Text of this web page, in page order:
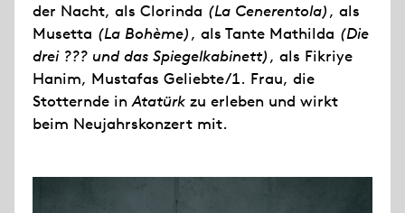
der Nacht, als Clorinda (La Cenerentola), als
Musetta (La Bohème), als Tante Mathilda (Die
drei ??? und das Spiegelkabinett), als Fikriye
Hanim, Mustafas Geliebte/1. Frau, die
Stotternde inAtatürk zu erleben und wirkt
beim Neujahrskonzert mit.